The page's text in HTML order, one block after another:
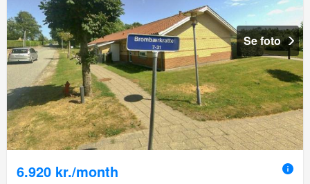
Se foto
6.920 kr./month